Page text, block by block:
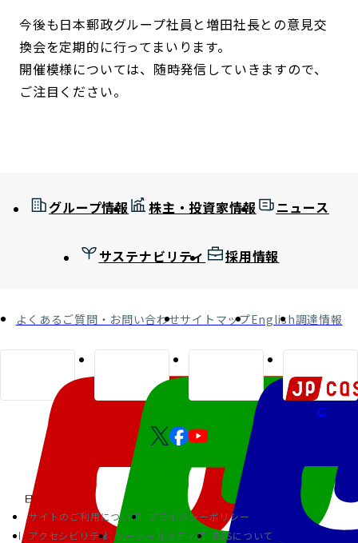
今後も日本郵政グループ社員と増田社長との意見交
換会を定期的に行ってまいります。
開催模様については、随時発信していきますので、
ご注目ください。
グループ情報 株主・投資家情報 ニュース
サステナビリティ 採用情報
よくあるご質問・お問い合わせサイトマップEnglish調達情報
サイトのご利用について
プライバシーポリシー
アクセシビリティ
ソーシャルメディア RSSについて